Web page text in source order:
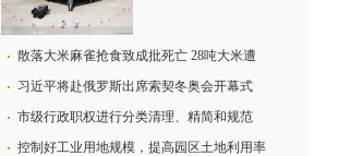
散落大米麻雀抢食致成批死亡 28吨大米遭
习近平将赴俄罗斯出席索契冬奥会开幕式
市级行政职权进行分类清理、精简和规范
控制好工业用地规模，提高园区土地利用率